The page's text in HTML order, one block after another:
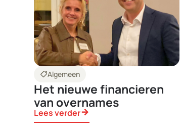
shoppingmodeAlgemeen
Het nieuwe financieren
van overnames
Lees verderarrow_forward